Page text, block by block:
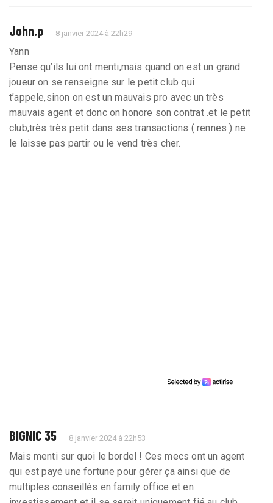
John.p 8 janvier 2024 à 22h29
Yann
Pense qu’ils lui ont menti,mais quand on est un grand
joueur on se renseigne sur le petit club qui
t’appele,sinon on est un mauvais pro avec un très
mauvais agent et donc on honore son contrat .et le petit
club,très très petit dans ses transactions ( rennes ) ne
le laisse pas partir ou le vend très cher.
BIGNIC 35 8 janvier 2024 à 22h53
Mais menti sur quoi le bordel ! Ces mecs ont un agent
qui est payé une fortune pour gérer ça ainsi que de
multiples conseillés en family office et en